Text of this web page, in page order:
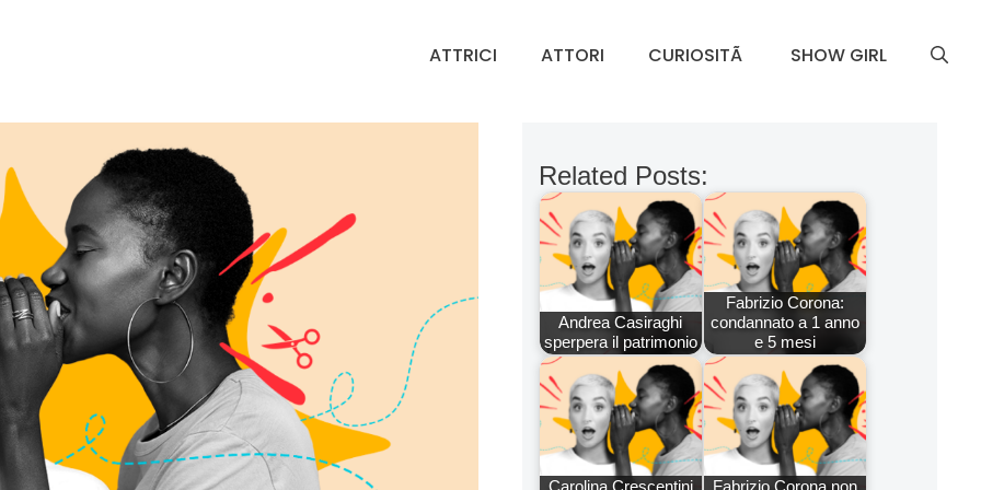
ATTRICI ATTORI CURIOSITÃ SHOW GIRL
Related Posts:
Andrea Casiraghi
sperpera il patrimonio
Fabrizio Corona:
condannato a 1 anno
e 5 mesi